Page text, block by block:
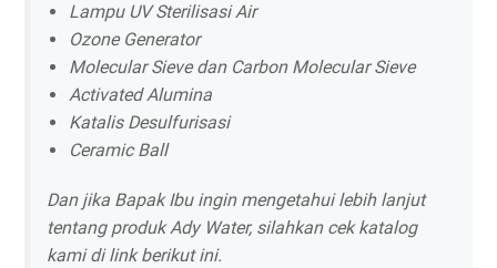
Lampu UV Sterilisasi Air
Ozone Generator
Molecular Sieve dan Carbon Molecular Sieve
Activated Alumina
Katalis Desulfurisasi
Ceramic Ball
Dan jika Bapak Ibu ingin mengetahui lebih lanjut
tentang produk Ady Water, silahkan cek katalog
kami di link berikut ini.